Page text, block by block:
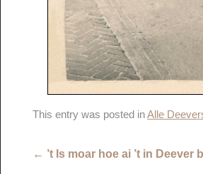
This entry was posted inAlle
← ’t Is moar hoe ai ’t in Deever